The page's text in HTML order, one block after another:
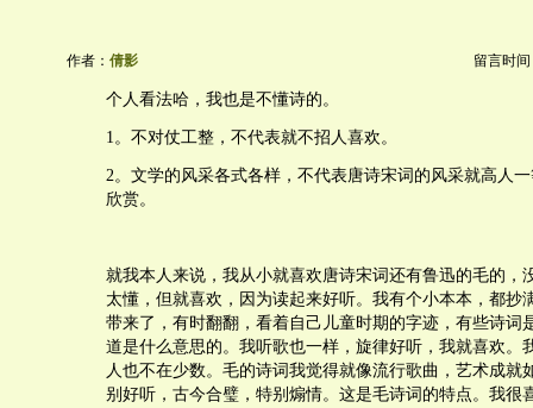
作者： 倩影 留言时间
个人看法哈，我也是不懂诗的。
1。不对仗工整，不代表就不招人喜欢。
2。文学的风采各式各样，不代表唐诗宋词的风采就高人
欣赏。
就我本人来说，我从小就喜欢唐诗宋词还有鲁迅的毛的，
太懂，但就喜欢，因为读起来好听。我有个小本本，都抄
带来了，有时翻翻，看着自己儿童时期的字迹，有些诗词
道是什么意思的。我听歌也一样，旋律好听，我就喜欢。
人也不在少数。毛的诗词我觉得就像流行歌曲，艺术成就
别好听，古今合璧，特别煽情。这是毛诗词的特点。我很